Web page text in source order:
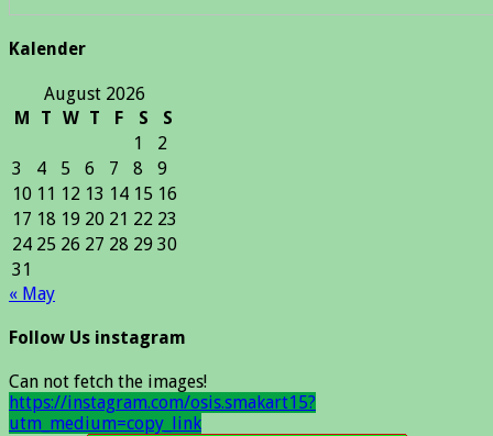
Kalender
August 2026
M
T W T F S
S
1
2
3
4 5 6 7 8
9
10 11 12 13 14 15 16
17 18 19 20 21 22 23
24 25 26 27 28 29 30
31
« May
Follow Us instagram
Can not fetch the images!
https://instagram.com/osis.smakart15?
utm_medium=copy_link